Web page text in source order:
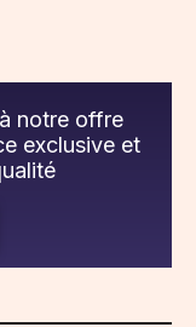
notre offre
exclusive et